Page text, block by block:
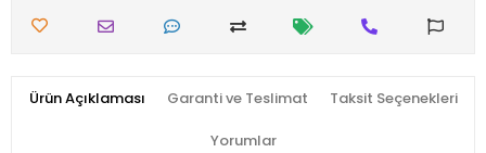
Ürün Açıklaması Garanti ve Teslimat Taksit Seçenekleri
Yorumlar